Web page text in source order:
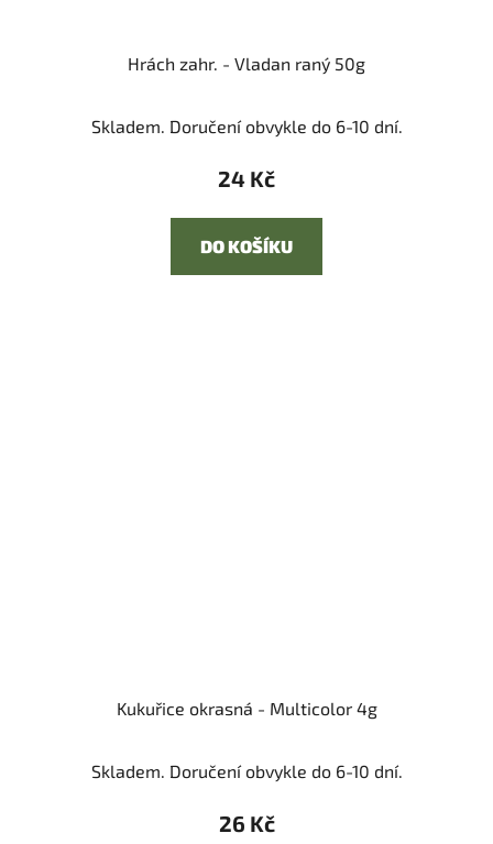
Hrách zahr. - Vladan raný 50g
Skladem. Doručení obvykle do 6-10 dní.
24 Kč
DO KOŠÍKU
Kukuřice okrasná - Multicolor 4g
Skladem. Doručení obvykle do 6-10 dní.
26 Kč